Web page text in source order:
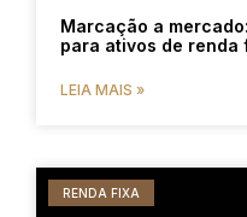
Marcação a
para ativos de renda
LEIA MAIS »
RENDA FIXA